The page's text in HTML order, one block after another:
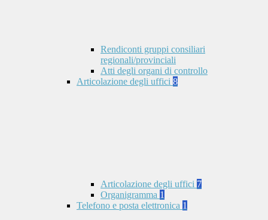
Rendiconti gruppi consiliari
regionali/provinciali
Atti degli organi di controllo
Articolazione degli uffici 8
Articolazione degli uffici 7
Organigramma 1
Telefono e posta elettronica 1